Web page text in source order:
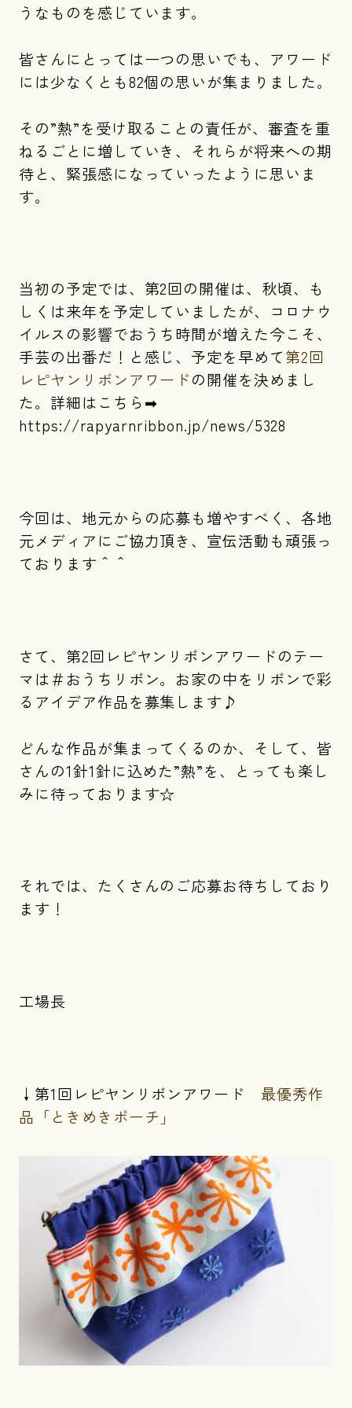
うなものを感じています。
皆さんにとっては一つの思いでも、アワード
には少なくとも82個の思いが集まりました。
その”熱”を受け取ることの責任が、審査を重
ねるごとに増していき、それらが将来への期
待と、緊張感になっていったように思いま
す。
当初の予定では、第2回の開催は、秋頃、も
しくは来年を予定していましたが、コロナウ
イルスの影響でおうち時間が増えた今こそ、
手芸の出番だ！と感じ、予定を早めて第2回
レピヤンリボンアワードの開催を決めまし
た。詳細はこちら➡
https://rapyarnribbon.jp/news/5328
今回は、地元からの応募も増やすべく、各地
元メディアにご協力頂き、宣伝活動も頑張っ
ております＾＾
さて、第2回レピヤンリボンアワードのテー
マは＃おうちリボン。お家の中をリボンで彩
るアイデア作品を募集します♪
どんな作品が集まってくるのか、そして、皆
さんの1針1針に込めた”熱”を、とっても楽し
みに待っております☆
それでは、たくさんのご応募お待ちしており
ます！
工場長
↓第1回レピヤンリボンアワード
最優秀作
品「ときめきポーチ」